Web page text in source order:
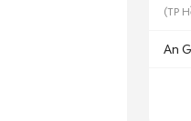
(TP
An